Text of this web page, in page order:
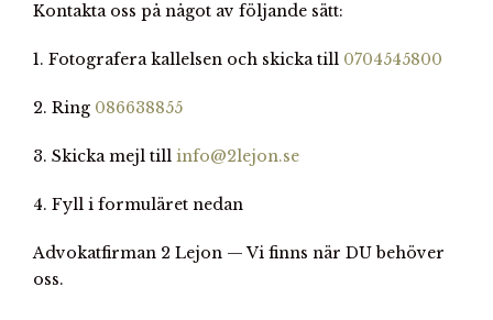
Kontakta oss på något av följande sätt:
1. Fotografera kallelsen och skicka till 0704545800
2. Ring 086638855
3. Skicka mejl till info@2lejon.se
4. Fyll i formuläret nedan
Advokatfirman 2 Lejon — Vi finns när DU behöver
oss.